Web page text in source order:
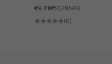
ANGEBOT
€9,41(€52,28/KG)
(0)